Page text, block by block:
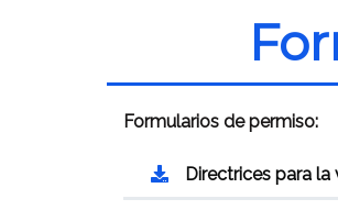
Formularios de permiso:
Directrices para